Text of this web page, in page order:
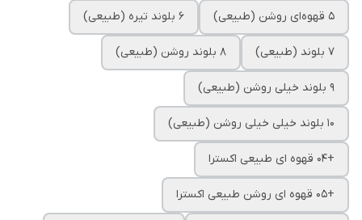
5 قهوه‌ای روشن (طبیعی) 6 بلوند تیره (طبیعی)
7 بلوند (طبیعی) 8 بلوند روشن (طبیعی)
9 بلوند خیلی روشن (طبیعی)
10 بلوند خیلی خیلی روشن (طبیعی)
+04 قهوه ای طبیعی اکسترا
+05 قهوه ای روشن طبیعی اکسترا